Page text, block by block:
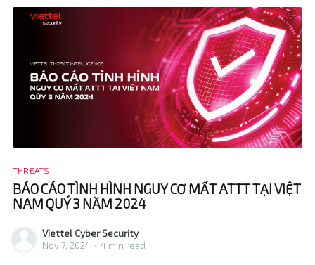
THREATS
BÁO CÁO TÌNH HÌNH NGUY CƠ MẤT ATTT TẠI VIỆT
NAM QUÝ 3 NĂM 2024
Viettel Cyber Security
Nov 7, 2024 • 4 min read